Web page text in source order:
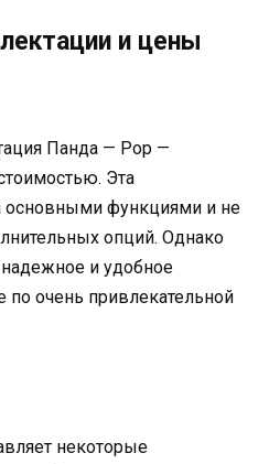
и цены
Панда — Pop —
Эта
основными функциями и не
опций. Однако
и удобное
очень привлекательной
некоторые